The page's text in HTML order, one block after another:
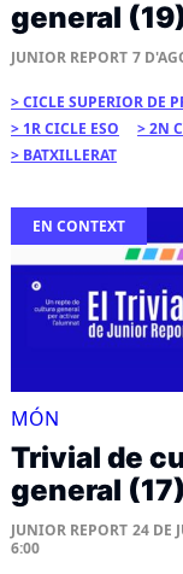
general
JUNIOR REPORT 7
CICLE SUPERIOR DE
1R CICLE ESO
2N
BATXILLERAT
EN CONTEXT
MÓN
Trivial de
general (17)
JUNIOR REPORT 24 DE
6:00